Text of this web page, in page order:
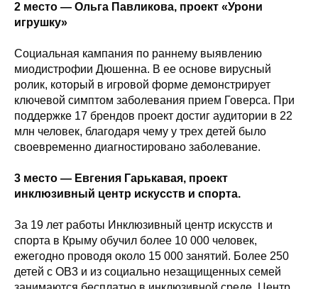
2 место — Ольга Павликова, проект «Урони
игрушку»
Социальная кампания по раннему выявлению
миодистрофии Дюшенна. В ее основе вирусный
ролик, который в игровой форме демонстрирует
ключевой симптом заболевания прием Говерса. При
поддержке 17 брендов проект достиг аудитории в 22
млн человек, благодаря чему у трех детей было
своевременно диагностировано заболевание.
3 место — Евгения Гарькавая, проект
инклюзивный центр искусств и спорта.
За 19 лет работы Инклюзивный центр искусств и
спорта в Крыму обучил более 10 000 человек,
ежегодно проводя около 15 000 занятий. Более 250
детей с ОВ3 и из социально незащищенных семей